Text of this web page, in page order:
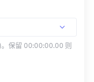
。保留 00:00:00.00 则